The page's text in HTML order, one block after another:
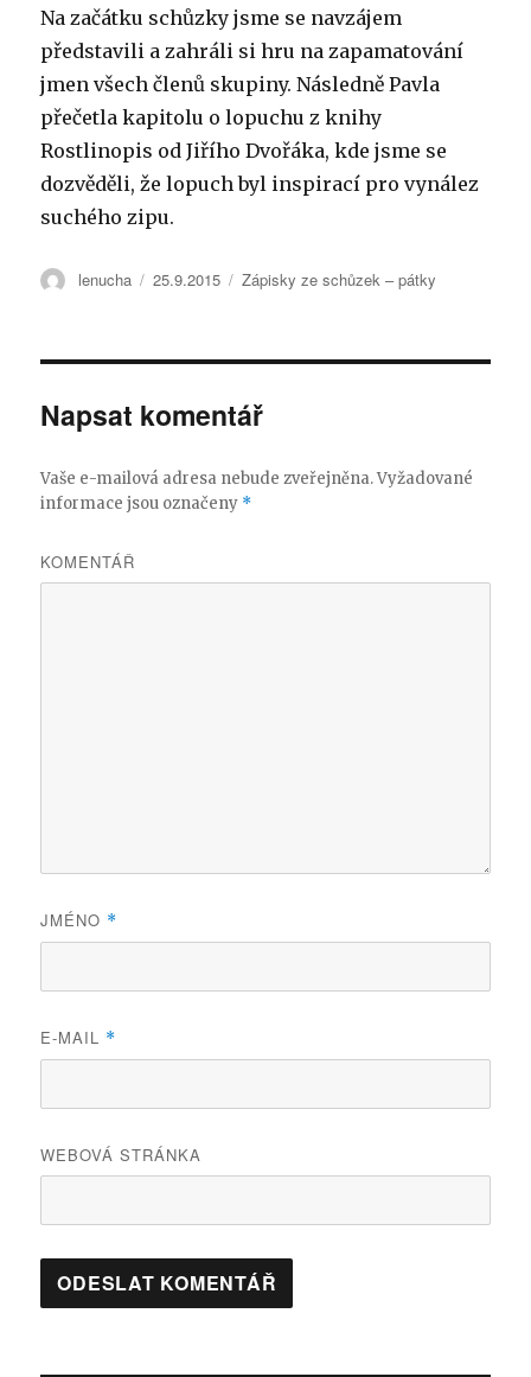
Na začátku schůzky jsme se navzájem
představili a zahráli si hru na zapamatování
jmen všech členů skupiny. Následně Pavla
přečetla kapitolu o lopuchu z knihy
Rostlinopis od Jiřího Dvořáka, kde jsme se
dozvěděli, že lopuch byl inspirací pro vynález
suchého zipu.
Autor:
lenucha Publikováno:
25.9.2015 Rubriky:
Zápisky ze schůzek – pátky
Napsat komentář
Vaše e-mailová adresa nebude zveřejněna.Vyžadované
informace jsou označeny *
KOMENTÁŘ
JMÉNO *
E-MAIL *
WEBOVÁ STRÁNKA